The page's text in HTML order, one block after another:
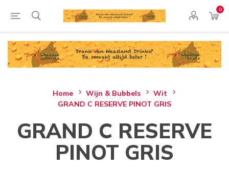
0
Home Wijn & Bubbels
Wit
GRAND C RESERVE PINOT GRIS
GRAND C RESERVE
PINOT GRIS